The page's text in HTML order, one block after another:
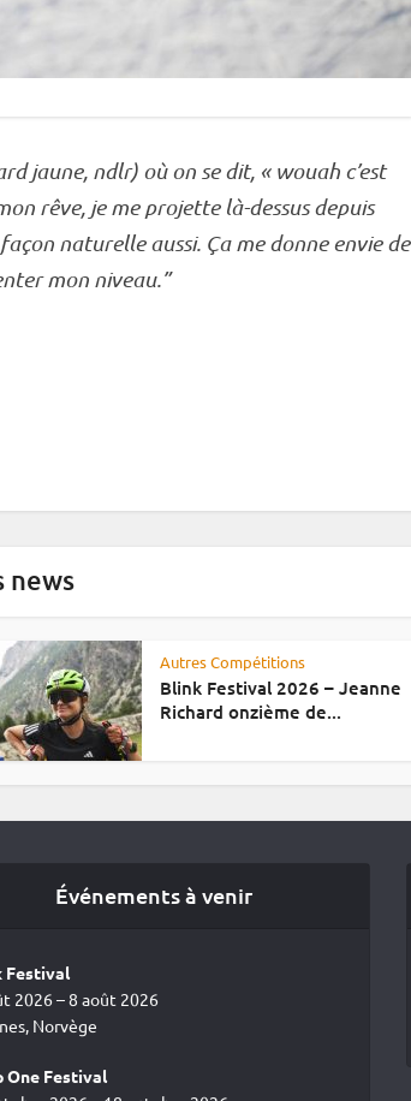
jaune, ndlr) où on se dit, « wouah c’est
rêve, je me projette là-dessus depuis
naturelle aussi. Ça me donne envie de
mon niveau.”
news
Autres Compétitions
Blink Festival 2026 – Jeanne
Richard onzième de...
Événements à venir
Festival
2026 – 8 août 2026
Norvège
One Festival